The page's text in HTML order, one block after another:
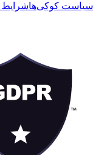
سیاست کوکی‌هاشرایط